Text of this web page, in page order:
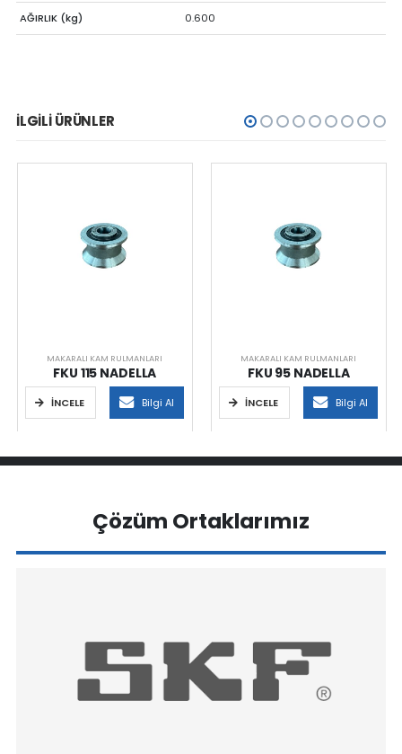
AĞIRLIK (kg) 0.600
İLGILI ÜRÜNLER
MAKARALI KAM RULMANLARI
FKU 115 NADELLA
İNCELE Bilgi Al
MAKARALI KAM RULMANLARI
FKU 95 NADELLA
İNCELE Bilgi Al
Çözüm Ortaklarımız